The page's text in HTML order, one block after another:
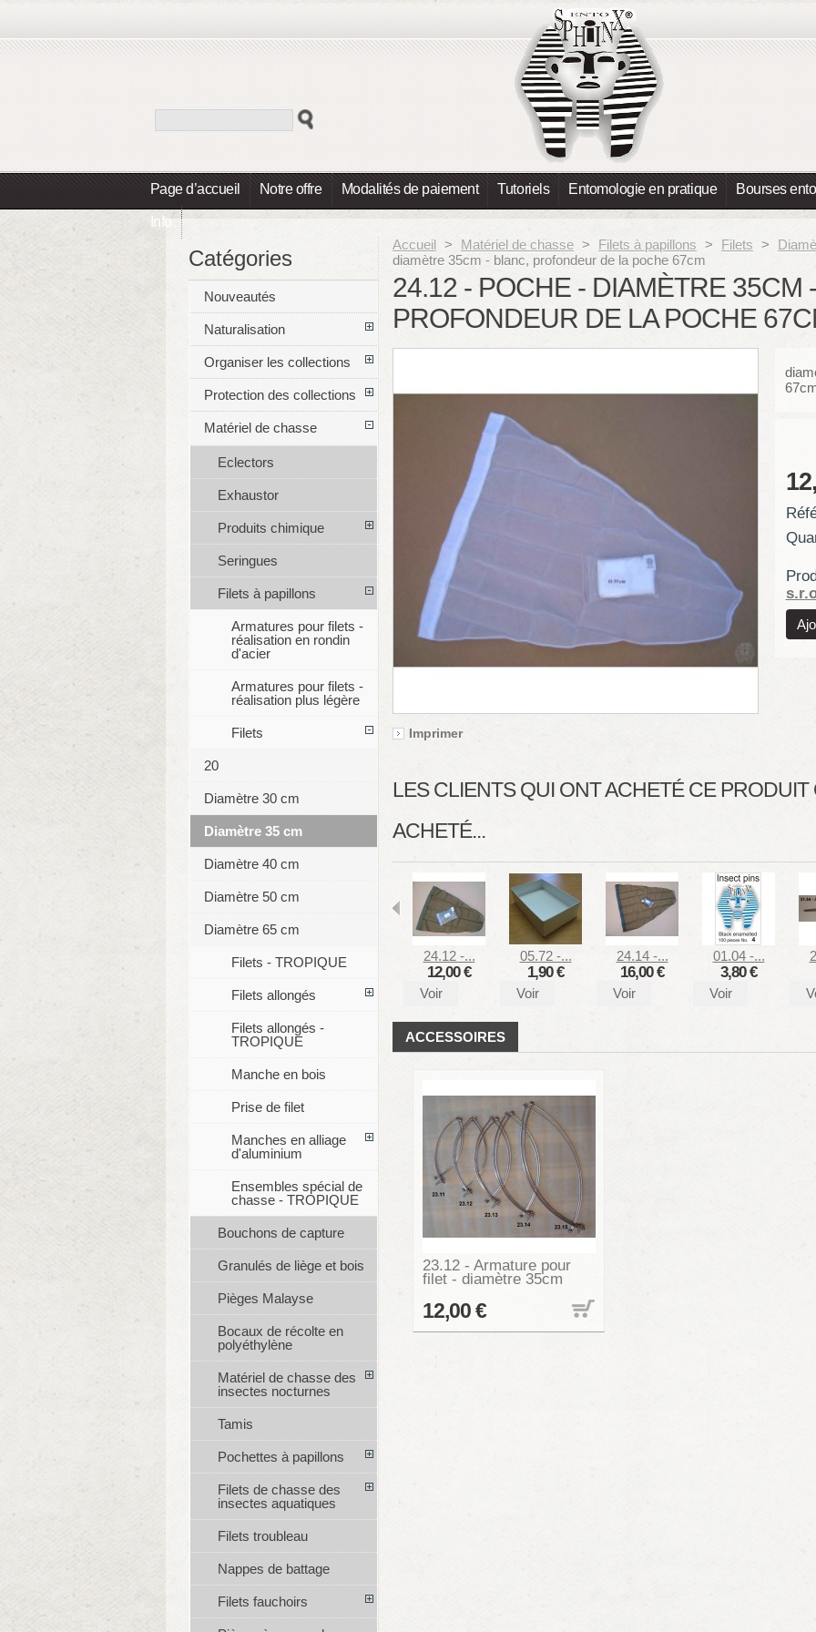
Page d’accueil Notre offre Modalités de paiement Tutoriels Entomologie en pratique Bourses
Info
Accueil > Matériel de chasse > Filets à papillons > Filets >
diamètre 35cm - blanc, profondeur de la poche 67cm
24.12 - POCHE - DIAMÈTRE 35CM
PROFONDEUR DE LA POCHE
Imprimer
LES CLIENTS QUI ONT ACHETÉ CE
ACHETÉ...
24.12 -...
12,00 €
Voir
05.72 -...
1,90 €
Voir
24.14 -...
16,00 €
Voir
01.04 -...
3,80 €
Voir
ACCESSOIRES
23.12 - Armature pour
filet - diamètre 35cm
12,00 €
Catégories
Nouveautés
Naturalisation
Organiser les collections
Protection des collections
Matériel de chasse
Eclectors
Exhaustor
Produits chimique
Seringues
Filets à papillons
Armatures pour filets -
réalisation en rondin
d'acier
Armatures pour filets -
réalisation plus légère
Filets
20
Diamètre 30 cm
Diamètre 35 cm
Diamètre 40 cm
Diamètre 50 cm
Diamètre 65 cm
Filets - TROPIQUE
Filets allongés
Filets allongés -
TROPIQUE
Manche en bois
Prise de filet
Manches en alliage
d'aluminium
Ensembles spécial de
chasse - TROPIQUE
Bouchons de capture
Granulés de liège et bois
Pièges Malayse
Bocaux de récolte en
polyéthylène
Matériel de chasse des
insectes nocturnes
Tamis
Pochettes à papillons
Filets de chasse des
insectes aquatiques
Filets troubleau
Nappes de battage
Filets fauchoirs